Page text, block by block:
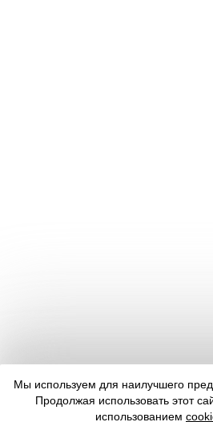
Мы используем для наилучшего
Продолжая использовать этот
использованием